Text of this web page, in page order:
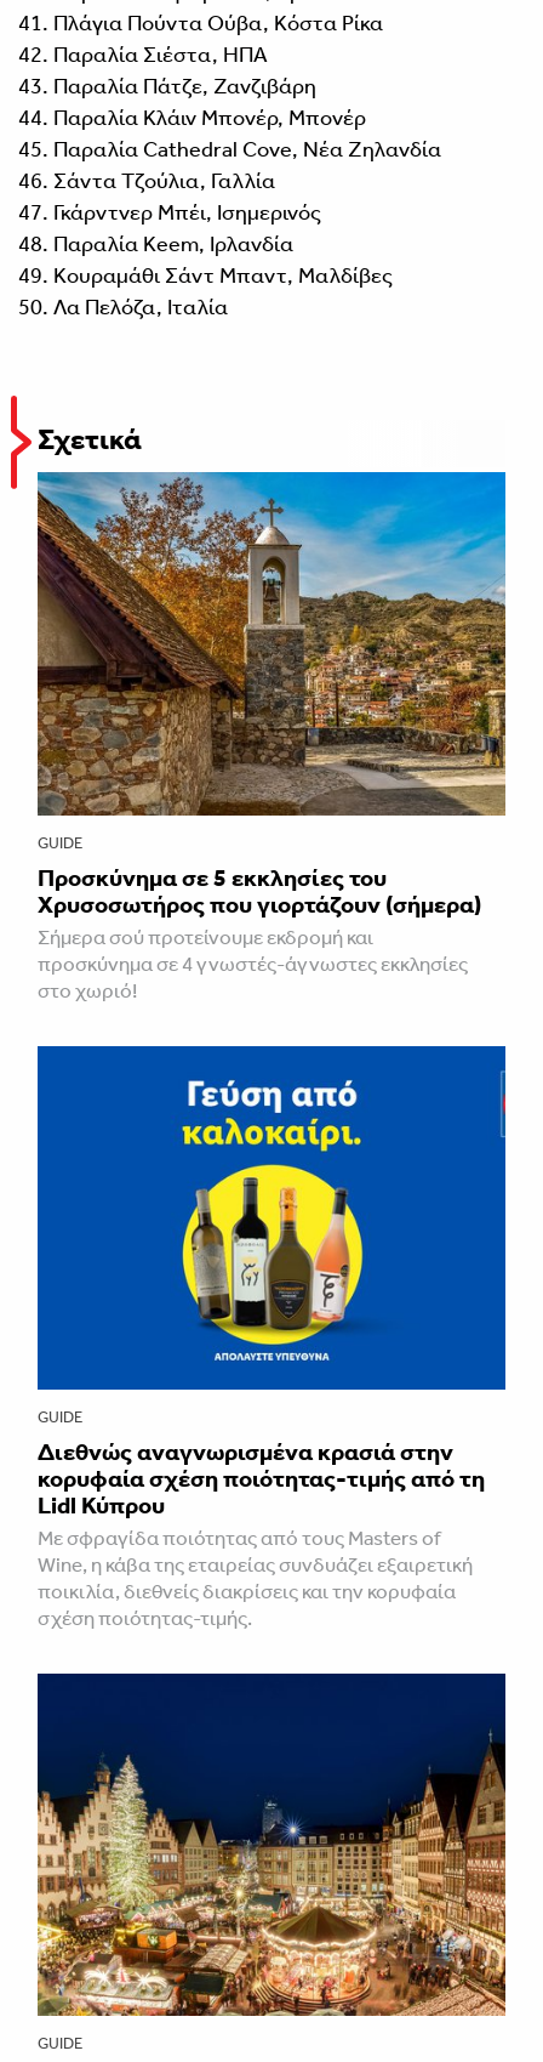
Πλάγια Πούντα Ούβα, Κόστα Ρίκα
Παραλία Σιέστα, ΗΠΑ
Παραλία Πάτζε, Ζανζιβάρη
Παραλία Κλάιν Μπονέρ, Μπονέρ
Παραλία Cathedral Cove, Νέα Ζηλανδία
Σάντα Τζούλια, Γαλλία
Γκάρντνερ Μπέι, Ισημερινός
Παραλία Keem, Ιρλανδία
Κουραμάθι Σάντ Μπαντ, Μαλδίβες
Λα Πελόζα, Ιταλία
Σχετικά
GUIDE
Προσκύνημα σε 5 εκκλησίες του
Χρυσοσωτήρος που γιορτάζουν (σήμερα)
Σήμερα σού προτείνουμε εκδρομή και
προσκύνημα σε 4 γνωστές-άγνωστες εκκλησίες
στο χωριό!
GUIDE
Διεθνώς αναγνωρισμένα κρασιά στην
κορυφαία σχέση ποιότητας-τιμής από τη
Lidl Κύπρου
Με σφραγίδα ποιότητας από τους Masters of
Wine, η κάβα της εταιρείας συνδυάζει εξαιρετική
ποικιλία, διεθνείς διακρίσεις και την κορυφαία
σχέση ποιότητας-τιμής.
GUIDE